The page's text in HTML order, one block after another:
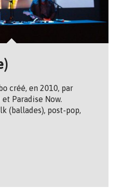
créé, en 2010, par
Paradise Now.
(ballades), post-pop,